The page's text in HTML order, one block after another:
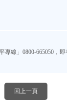
專線」0800-665050，即
回上一頁